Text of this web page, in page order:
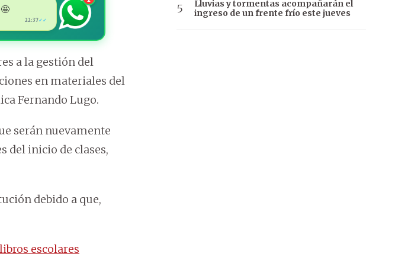
22:37✓✓
a la gestión del
en materiales del
Fernando Lugo.
serán nuevamente
del inicio de clases,
debido a que,
escolares
Lluvias y tormentas acompañarán el
ingreso de un frente frío este jueves